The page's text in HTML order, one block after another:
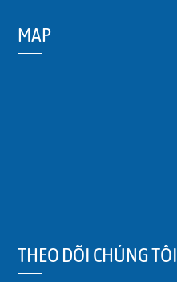
MAP
THEO DÕI CHÚNG TÔI